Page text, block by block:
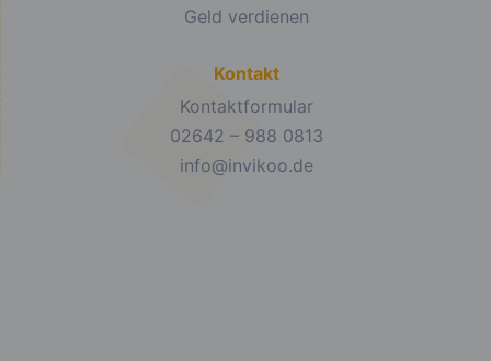
Geld verdienen
Kontakt
Kontaktformular
02642 – 988 0813
info@invikoo.de